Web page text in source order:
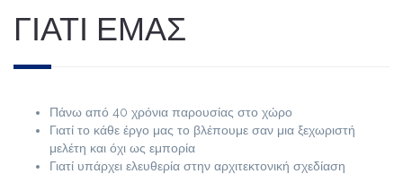
ΓΙΑΤΊ ΕΜΆΣ
Πάνω από 40 χρόνια παρουσίας στο χώρο
Γιατί το κάθε έργο μας το βλέπουμε σαν μια ξεχωριστή
μελέτη και όχι ως εμπορία
Γιατί υπάρχει ελευθερία στην αρχιτεκτονική σχεδίαση